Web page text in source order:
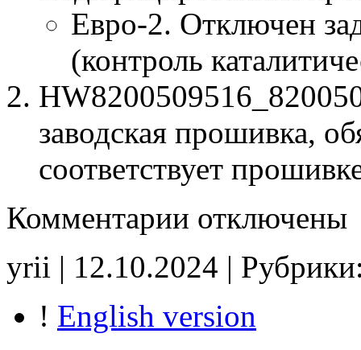
Евро-2. Отключен
(контроль
заводская прошивка,
соответствует
Комментарии записи
SW8200801129
E2
отключены
yrii | 12.10.2024 |
! English version